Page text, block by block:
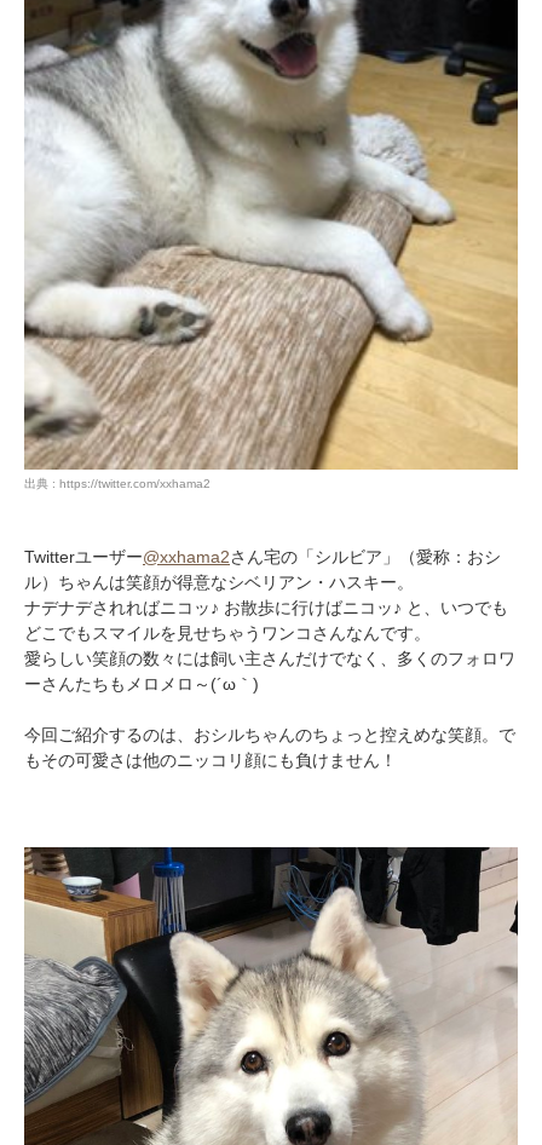
出典 : https://twitter.com/xxhama2
Twitterユーザー@xxhama2さん宅の「シルビア」（愛称：おシ
ル）ちゃんは笑顔が得意なシベリアン・ハスキー。
ナデナデされればニコッ♪ お散歩に行けばニコッ♪ と、いつでも
どこでもスマイルを見せちゃうワンコさんなんです。
愛らしい笑顔の数々には飼い主さんだけでなく、多くのフォロワ
ーさんたちもメロメロ～(´ω｀)
今回ご紹介するのは、おシルちゃんのちょっと控えめな笑顔。で
もその可愛さは他のニッコリ顔にも負けません！